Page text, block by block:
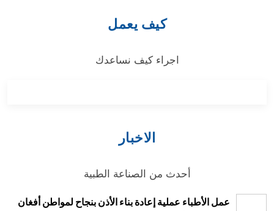
كيف يعمل
اجراء كيف نساعدك
الاخبار
أحدث من الصناعة الطبية
عمل الأطباء عملية إعادة بناء الأذن بنجاح لمواطن أفغان